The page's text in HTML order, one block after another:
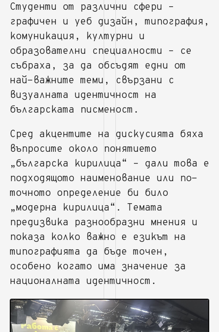
Студенти от различни сфери –
графичен и уеб дизайн, типография,
комуникация, културни и
образователни специалности – се
събраха, за да обсъдят едни от
най-важните теми, свързани с
визуалната идентичност на
българската писменост.
Сред акцентите на дискусията бяха
въпросите около понятието
„българска кирилица“ – дали това е
подходящото наименование или по-
точното определение би било
„модерна кирилица“. Темата
предизвика разнообразни мнения и
показа колко важно е езикът на
типографията да бъде точен,
особено когато има значение за
националната идентичност.